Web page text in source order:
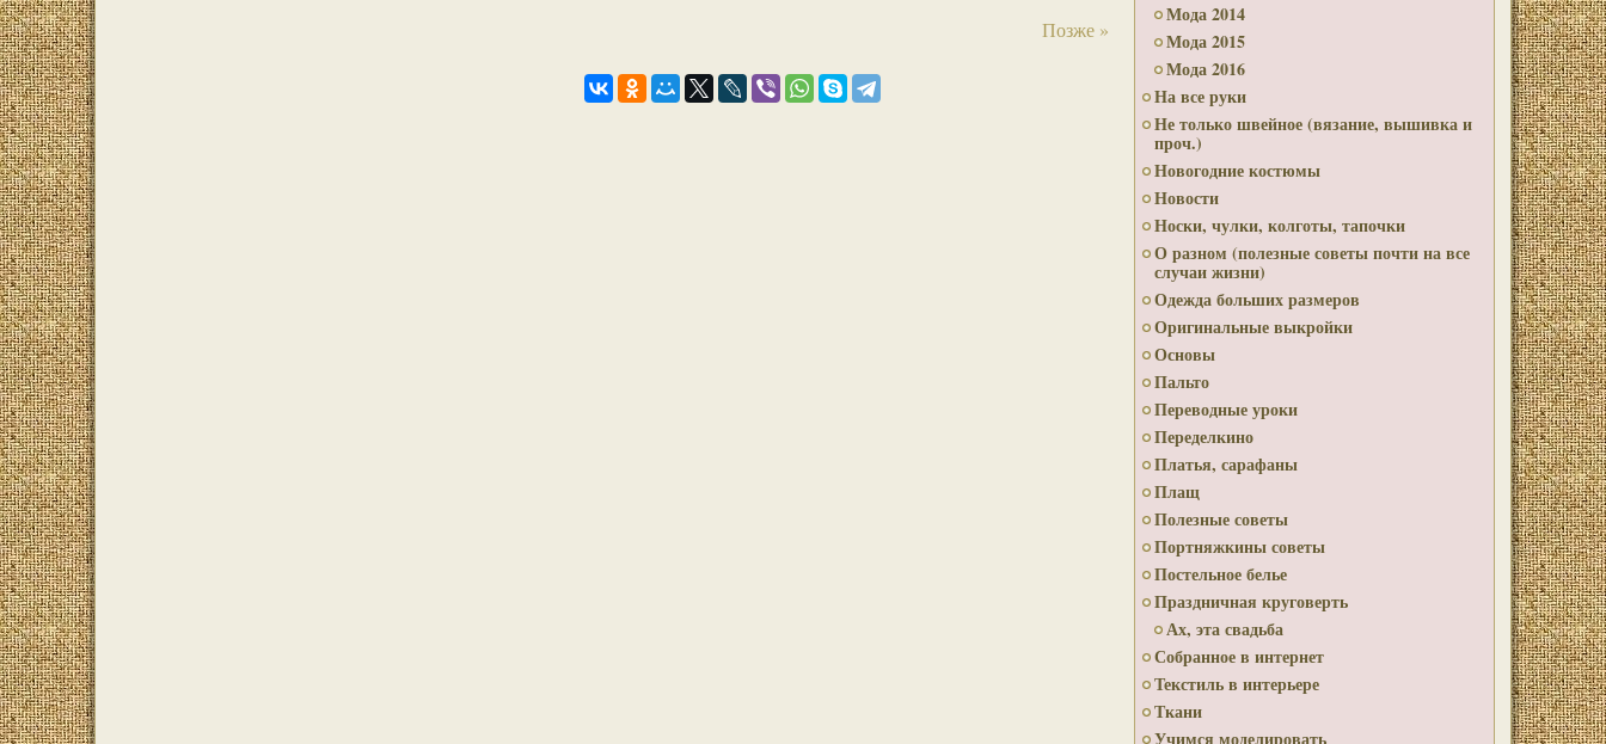
Позже »
Мода 2014
Мода 2015
Мода 2016
На все руки
Не только швейное (вязание, вышивка и
проч.)
Новогодние костюмы
Новости
Носки, чулки, колготы, тапочки
О разном (полезные советы почти на все
случаи жизни)
Одежда больших размеров
Оригинальные выкройки
Основы
Пальто
Переводные уроки
Переделкино
Платья, сарафаны
Плащ
Полезные советы
Портняжкины советы
Постельное белье
Праздничная круговерть
Ах, эта свадьба
Собранное в интернет
Текстиль в интерьере
Ткани
Учимся моделировать